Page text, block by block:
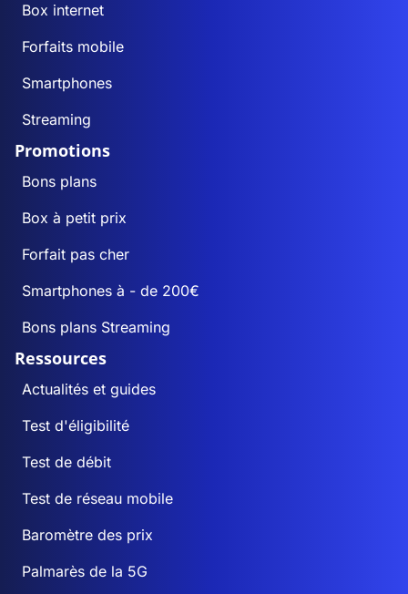
Box internet
Forfaits mobile
Smartphones
Streaming
Promotions
Bons plans
Box à petit prix
Forfait pas cher
Smartphones à - de 200€
Bons plans Streaming
Ressources
Actualités et guides
Test d'éligibilité
Test de débit
Test de réseau mobile
Baromètre des prix
Palmarès de la 5G